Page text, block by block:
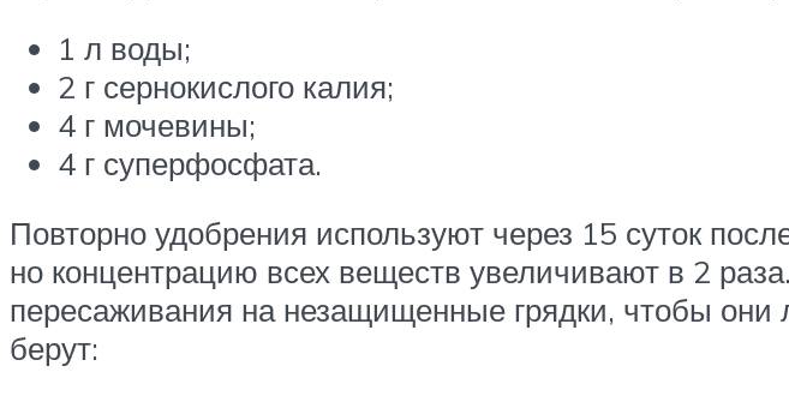
1 л воды;
2 г сернокислого калия;
4 г мочевины;
4 г суперфосфата.
Повторно удобрения используют через 15 суток
но концентрацию всех веществ увеличивают в 2
пересаживания на незащищенные грядки, чтобы
берут: